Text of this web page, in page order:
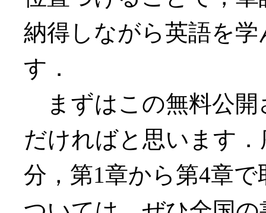
納得しながら英語を
す．
まずはこの無料公開
だければと思います
分，第1章から第4章